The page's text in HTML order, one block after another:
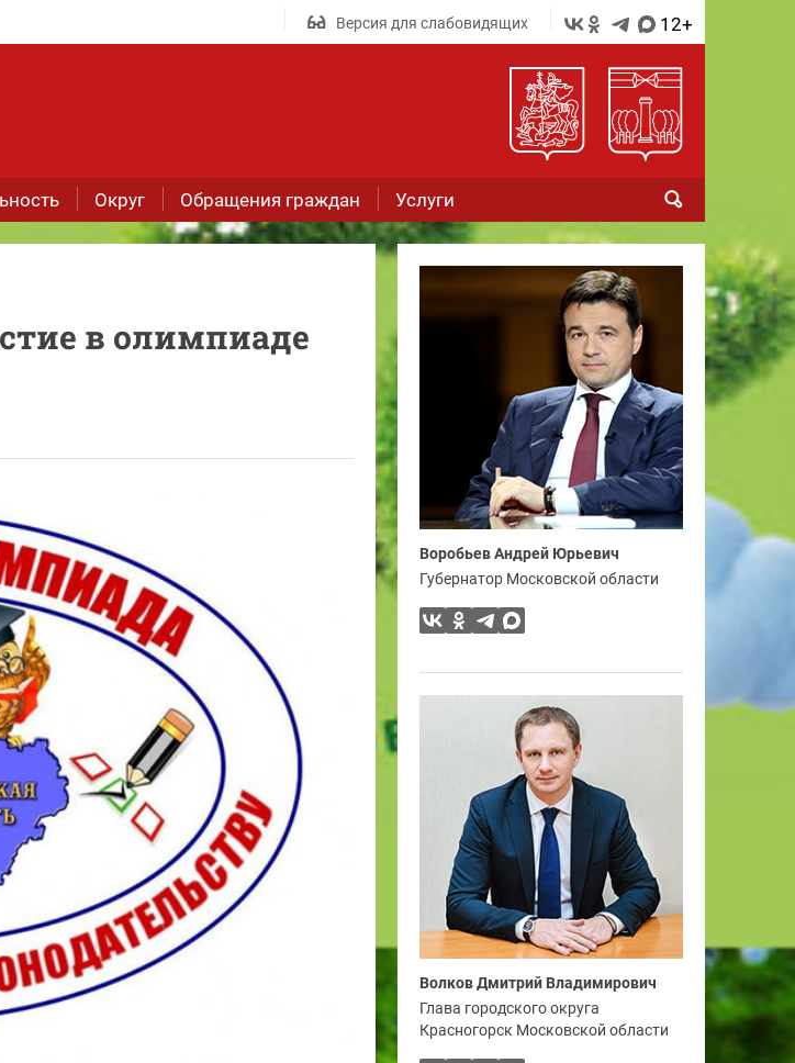
Версия для слабовидящих 12+
Округ Обращения граждан Услуги
в олимпиаде
Воробьев Андрей Юрьевич
Губернатор Московской области
Волков Дмитрий Владимирович
Глава городского округа
Красногорск Московской области